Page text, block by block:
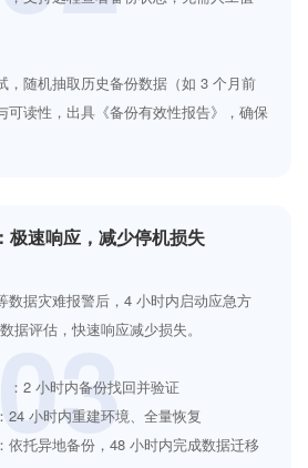
，随机抽取历史备份数据（如 3 个月前
可读性，出具《备份有效性报告》，确保
极速响应，减少停机损失
数据灾难报警后，4 小时内启动应急方
据评估，快速响应减少损失。
：2 小时内备份找回并验证
24 小时内重建环境、全量恢复
依托异地备份，48 小时内完成数据迁移